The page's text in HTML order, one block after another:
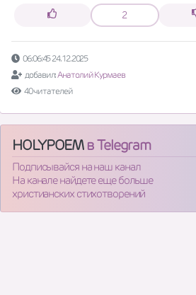
2
06:06:45 24.12.2025
добавил:Анатолий Курмаев
40 читателей
HOLYPOEMв Telegram
Подписывайся на наш канал
На канале найдете еще больше
христианских стихотворений